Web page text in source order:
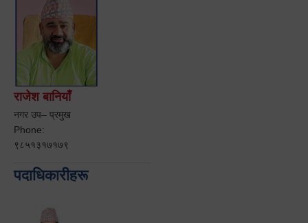
राजेश बानियाँ
नगर उप– प्रमुख
Phone:
९८५१३१७१७९
पदाधिकारीहरू